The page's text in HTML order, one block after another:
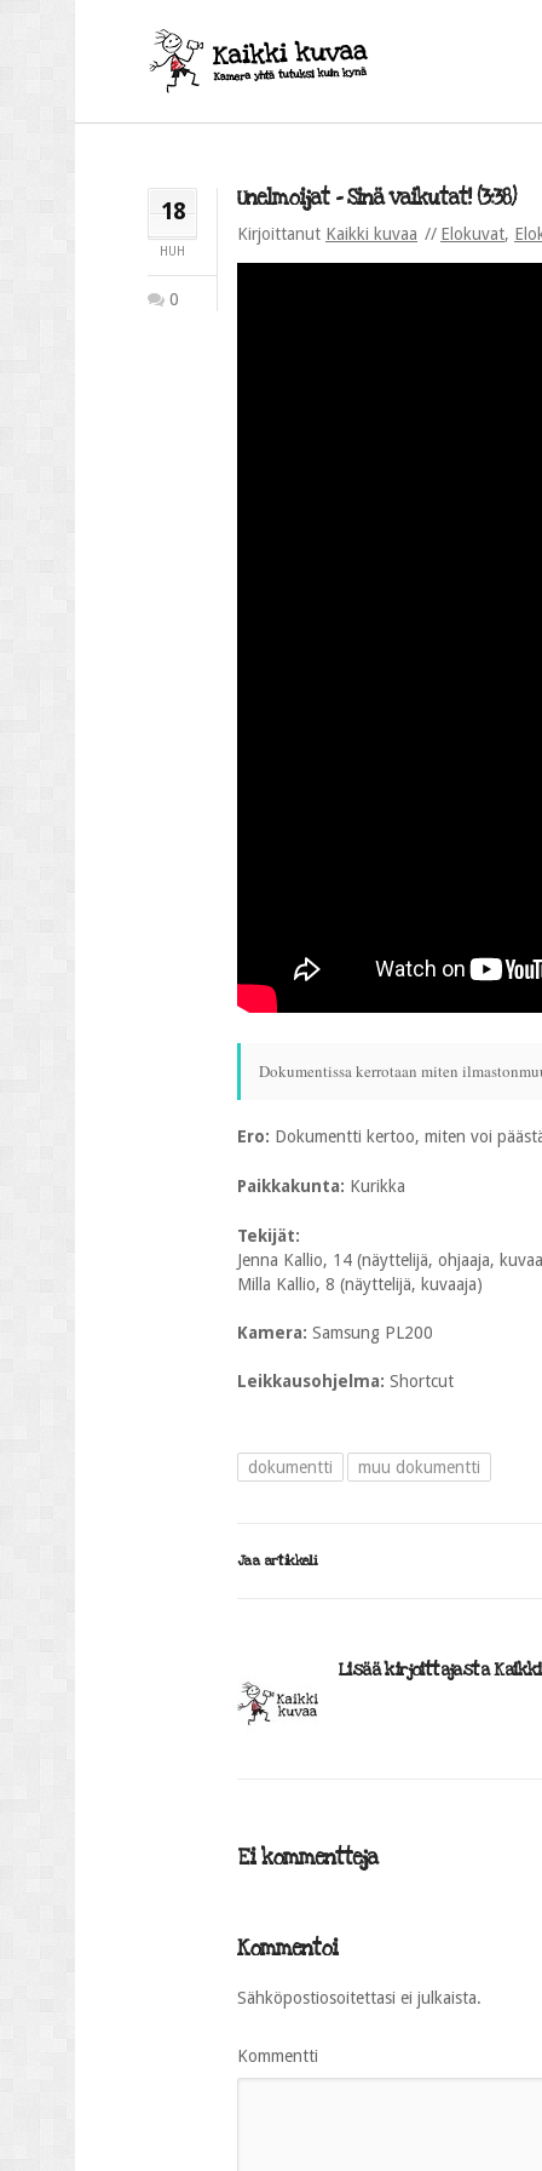
18
HUH
0
Unelmoijat – Sinä vaikutat! (3:38)
Kirjoittanut Kaikki kuvaa Elokuvat,
Dokumentissa kerrotaan miten
Ero: Dokumentti kertoo, miten voi
Paikkakunta: Kurikka
Tekijät:
Jenna Kallio, 14 (näyttelijä, ohjaaja,
Milla Kallio, 8 (näyttelijä, kuvaaja)
Kamera: Samsung PL200
Leikkausohjelma: Shortcut
dokumentti muu dokumentti
Jaa artikkeli
Lisää kirjoittajasta
Ei kommentteja
Kommentoi
Sähköpostiosoitettasi ei julkaista.
Kommentti